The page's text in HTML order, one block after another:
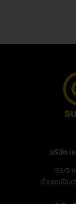
บริษัท เ
93/5
อำเภอเมือ